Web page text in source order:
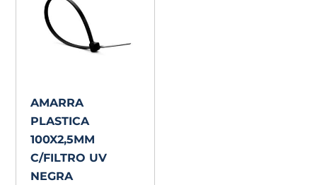
AMARRA
PLASTICA
100X2,5MM
C/FILTRO UV
NEGRA